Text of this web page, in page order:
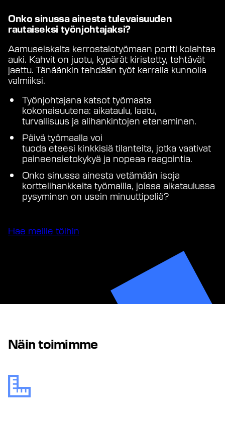
Onko sinussa ainestatulevaisuuden
rautaiseksi työnjohtajaksi?
Aamuseiskalta kerrostalotyömaan portti kolahtaa
auki. Kahvit on juotu, kypärät kiristetty, tehtävät
jaettu. Tänäänkin tehdään työt kerralla kunnolla
valmiiksi.
Työnjohtajana katsot työmaata
kokonaisuutena: aikataulu, laatu,
turvallisuus ja alihankintojen eteneminen.
Päivä työmaalla voi
tuoda eteesi kinkkisiä tilanteita, jotka vaativat
paineensietokykyä ja nopeaa reagointia.
Onko sinussa ainesta vetämään isoja
korttelihankkeita työmailla, joissa aikataulussa
pysyminen on usein minuuttipeliä?
Hae meille töihin
Näin toimimme